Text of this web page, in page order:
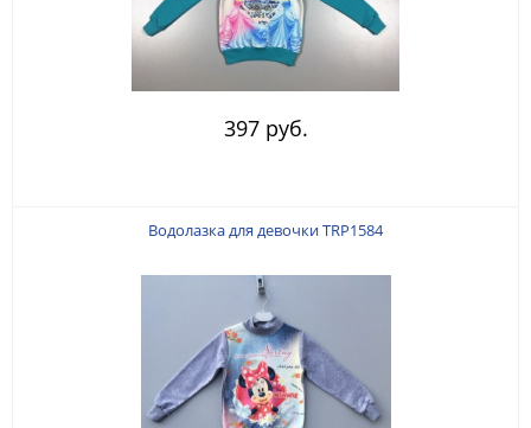
397 руб.
Водолазка для девочки TRP1584